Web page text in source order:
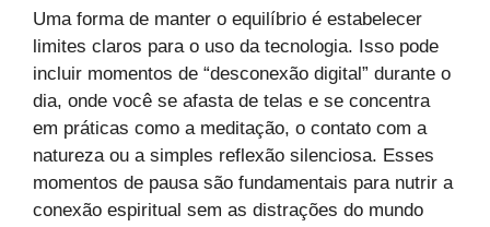
Uma forma de manter o equilíbrio é estabelecer
limites claros para o uso da tecnologia. Isso pode
incluir momentos de “desconexão digital” durante o
dia, onde você se afasta de telas e se concentra
em práticas como a meditação, o contato com a
natureza ou a simples reflexão silenciosa. Esses
momentos de pausa são fundamentais para nutrir a
conexão espiritual sem as distrações do mundo